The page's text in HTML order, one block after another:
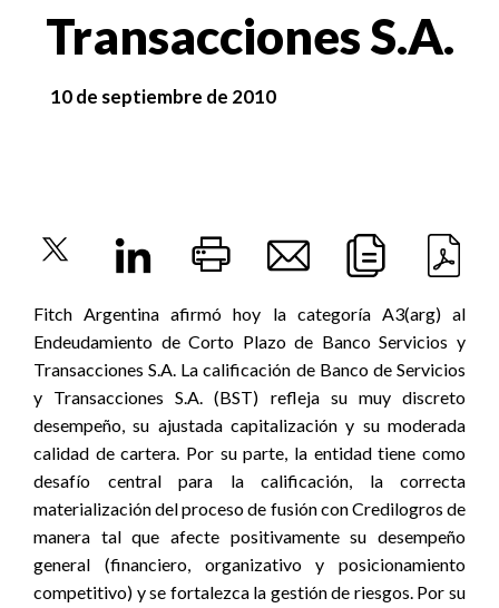
Transacciones S.A.
10 de septiembre de 2010
Fitch Argentina afirmó hoy la categoría A3(arg) al
Endeudamiento de Corto Plazo de Banco Servicios y
Transacciones S.A. La calificación de Banco de Servicios
y Transacciones S.A. (BST) refleja su muy discreto
desempeño, su ajustada capitalización y su moderada
calidad de cartera. Por su parte, la entidad tiene como
desafío central para la calificación, la correcta
materialización del proceso de fusión con Credilogros de
manera tal que afecte positivamente su desempeño
general (financiero, organizativo y posicionamiento
competitivo) y se fortalezca la gestión de riesgos. Por su